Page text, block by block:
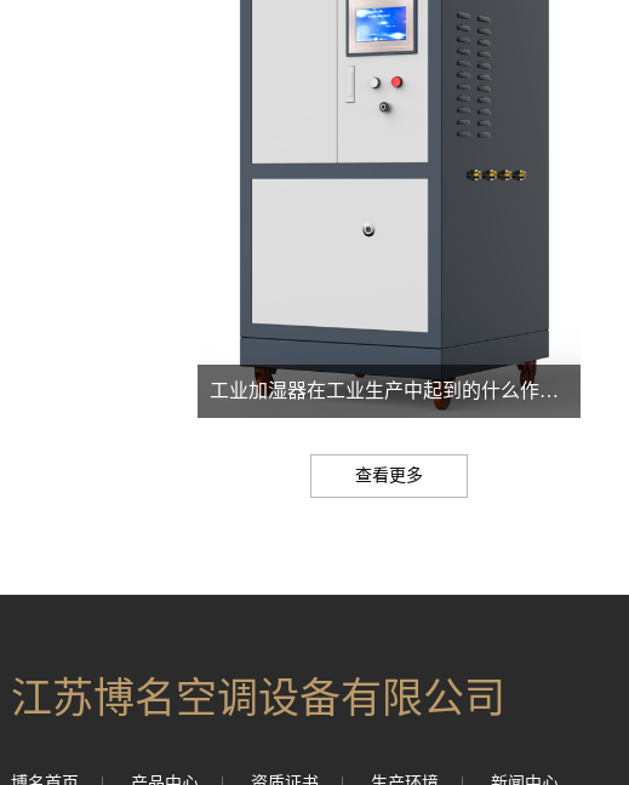
工业加湿器在工业生产中起到的什么作用？
查看更多
江苏博名空调设备有限公司